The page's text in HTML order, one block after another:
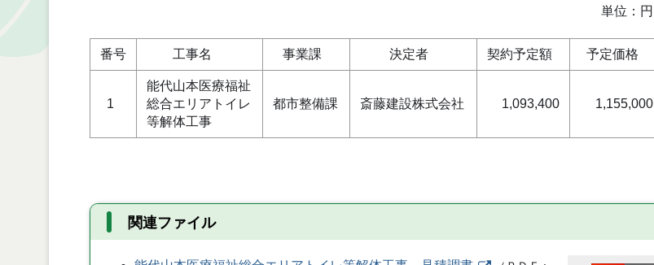
単位：円
番号 工事名 事業課 決定者 契約予定額 予定価格
1
能代山本医療福祉
総合エリアトイレ
等解体工事
都市整備課 斎藤建設株式会社 1,093,400 1,155,000
関連ファイル